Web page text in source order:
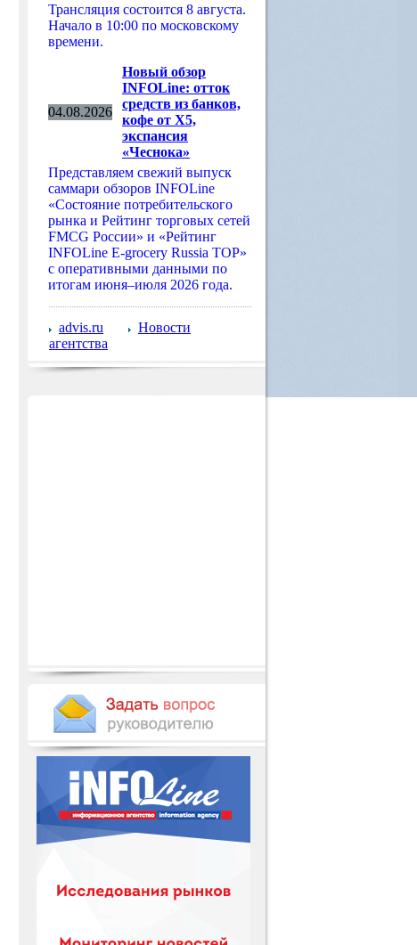
Трансляция состоится 8 августа.
Начало в 10:00 по московскому
времени.
04.08.2026
Новый обзор
INFOLine: отток
средств из банков,
кофе от Х5,
экспансия
«Чеснока»
Представляем свежий выпуск
саммари обзоров INFOLine
«Состояние потребительского
рынка и Рейтинг торговых сетей
FMCG России» и «Рейтинг
INFOLine E-grocery Russia TOP»
с оперативными данными по
итогам июня–июля 2026 года.
advis.ru
Новости
агентства